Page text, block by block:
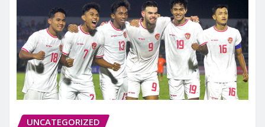
UNCATEGORIZED